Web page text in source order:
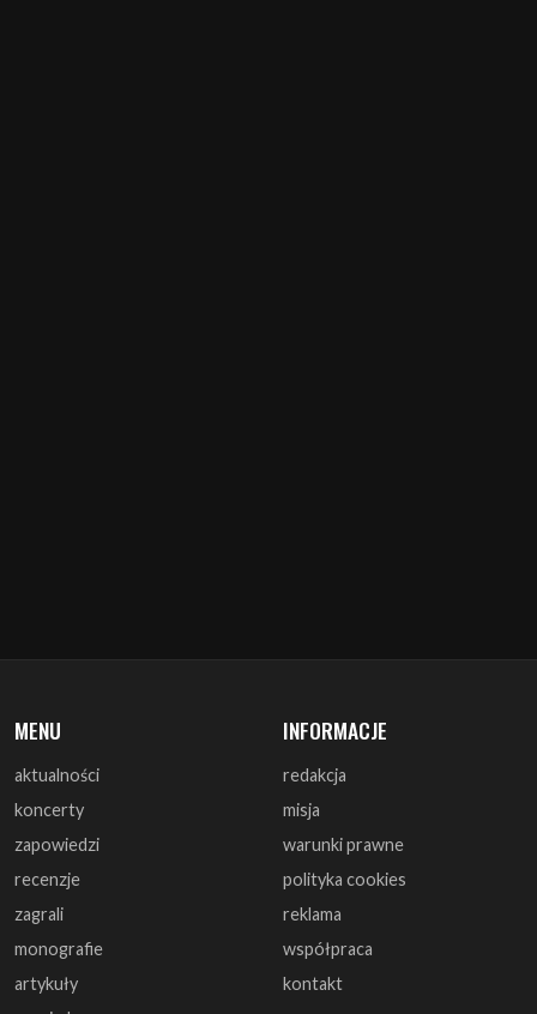
aktualności
zapowiedzi
recenzje
zagrali
monografie
artykuły
wywiady
redakcja
warunki prawne
polityka cookies
reklama
współpraca
kontakt
DOŁĄCZ DO NAS